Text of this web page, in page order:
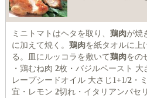
ミニトマトはヘタを取り、 鶏肉が焼
に加えて焼く。 鶏肉を紙タオルに上
る。皿にルッコラを敷いて鶏肉をの
・鶏むね肉 2枚・バジルペースト 大
レープシードオイル 大さじ1+1/2・
宜・レモン 2切れ・イタリアンパセ